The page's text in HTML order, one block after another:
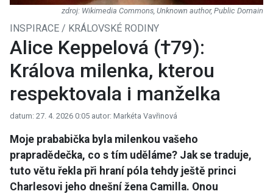
Wikimedia Commons, Unknown author, Public Domain
INSPIRACE / KRÁLOVSKÉ RODINY
Alice Keppelová (†79):
Králova milenka, kterou
respektovala i manželka
datum: 27. 4. 2026 0:05 autor: Markéta Vavřinová
Moje prababička byla milenkou vašeho
prapradědečka, co s tím uděláme? Jak se traduje,
tuto větu řekla při hraní póla tehdy ještě princi
Charlesovi jeho dnešní žena Camilla. Onou